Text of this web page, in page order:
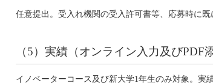
任意提出。受入れ機関の受入許可書等、応募時に
（5）実績（オンライン入力及びPDF
イノベーターコース及び新大学1年生のみ対象。実